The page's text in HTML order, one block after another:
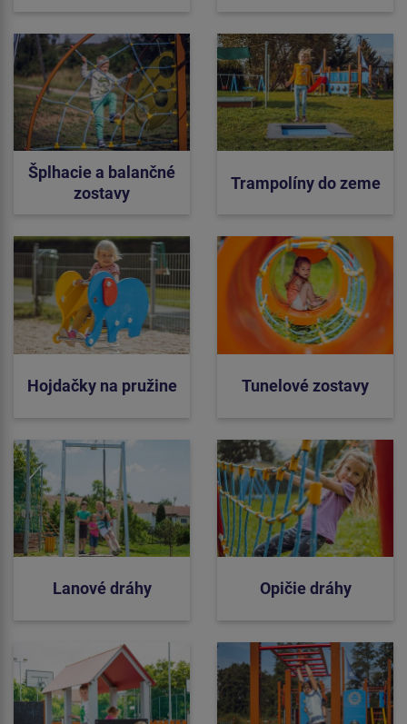
Šplhacie a balančné
zostavy
Trampolíny do zeme
Hojdačky na pružine Tunelové zostavy
Lanové dráhy Opičie dráhy